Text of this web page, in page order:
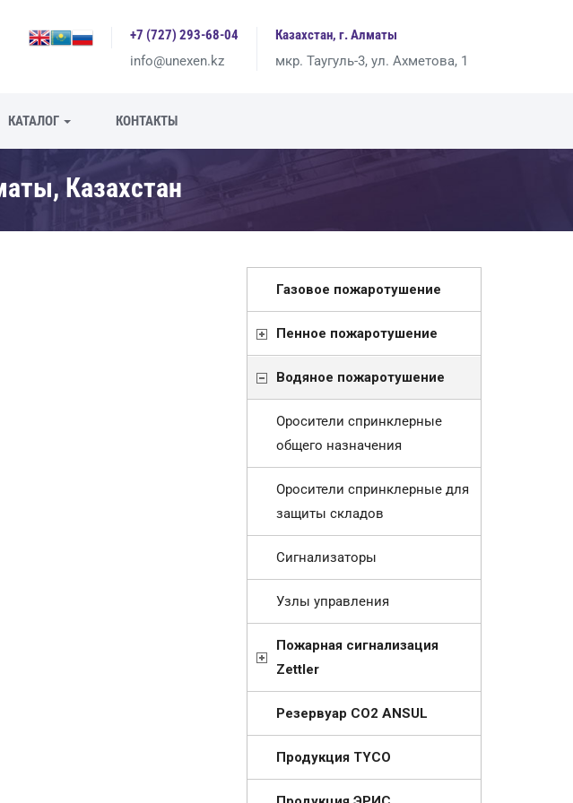
+7 (727) 293-68-04
info@unexen.kz
Казахстан, г. Алматы
мкр. Таугуль-3, ул. Ахметова, 1
КАТАЛОГ КОНТАКТЫ
Казахстан
Газовое пожаротушение
Пенное пожаротушение
Водяное пожаротушение
Оросители спринклерные
общего назначения
Оросители спринклерные для
защиты складов
Сигнализаторы
Узлы управления
Пожарная сигнализация
Zettler
Резервуар СО2 ANSUL
Продукция TYCO